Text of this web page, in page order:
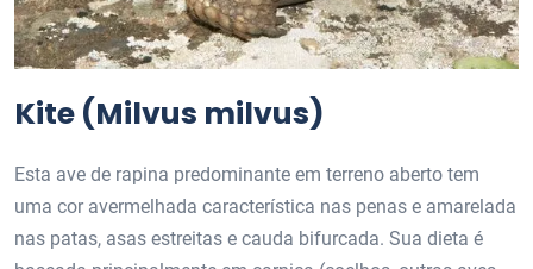
Kite (Milvus milvus)
Esta ave de rapina predominante em terreno aberto tem
uma cor avermelhada característica nas penas e amarelada
nas patas, asas estreitas e cauda bifurcada. Sua dieta é